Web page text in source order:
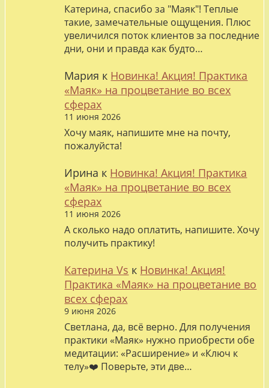
Катерина, спасибо за "Маяк"! Теплые
такие, замечательные ощущения. Плюс
увеличился поток клиентов за последние
дни, они и правда как будто…
Мария к Новинка! Акция! Практика
«Маяк» на процветание во всех
сферах
11 июня 2026
Хочу маяк, напишите мне на почту,
пожалуйста!
Ирина к Новинка! Акция! Практика
«Маяк» на процветание во всех
сферах
11 июня 2026
А сколько надо оплатить, напишите. Хочу
получить практику!
Катерина Vs к Новинка! Акция!
Практика «Маяк» на процветание во
всех сферах
9 июня 2026
Светлана, да, всё верно. Для получения
практики «Маяк» нужно приобрести обе
медитации: «Расширение» и «Ключ к
телу»❤️ Поверьте, эти две…